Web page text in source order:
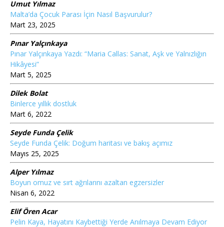
Umut Yılmaz
Malta’da Çocuk Parası İçin Nasıl Başvurulur?
Mart 23, 2025
Pınar Yalçınkaya
Pınar Yalçınkaya Yazdı: “Maria Callas: Sanat, Aşk ve Yalnızlığın
Hikâyesi”
Mart 5, 2025
Dilek Bolat
Binlerce yıllık dostluk
Mart 6, 2022
Seyde Funda Çelik
Seyde Funda Çelik: Doğum haritası ve bakış açımız
Mayıs 25, 2025
Alper Yılmaz
Boyun omuz ve sırt ağrılarını azaltan egzersizler
Nisan 6, 2022
Elif Ören Acar
Pelin Kaya, Hayatını Kaybettiği Yerde Anılmaya Devam Ediyor